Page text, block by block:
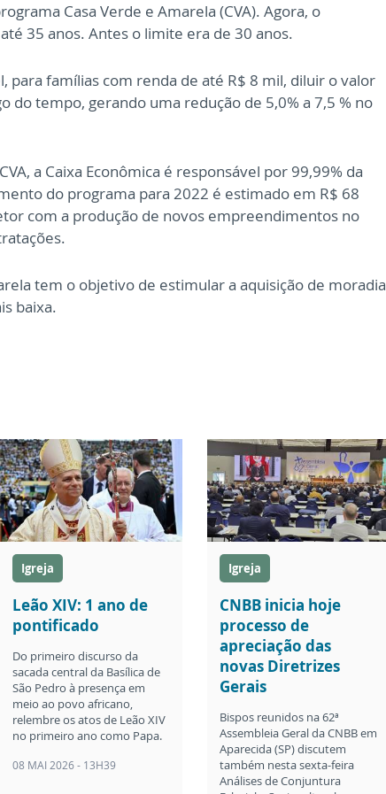
Casa Verde e Amarela (CVA). Agora, o
35 anos. Antes o limite era de 30 anos.
para famílias com renda de até R$ 8 mil, diluir o valor
do tempo, gerando uma redução de 5,0% a 7,5 % no
a Caixa Econômica é responsável por 99,99% da
do programa para 2022 é estimado em R$ 68
com a produção de novos empreendimentos no
tem o objetivo de estimular a aquisição de moradia
baixa.
Igreja
Leão XIV: 1 ano de
pontificado
Do primeiro discurso da
sacada central da Basílica de
São Pedro à presença em
meio ao povo africano,
relembre os atos de Leão XIV
no primeiro ano como Papa.
08 MAI 2026 - 13H39
Igreja
CNBB inicia hoje
processo de
apreciação das
novas Diretrizes
Gerais
Bispos reunidos na 62ª
Assembleia Geral da CNBB em
Aparecida (SP) discutem
também nesta sexta-feira
Análises de Conjuntura